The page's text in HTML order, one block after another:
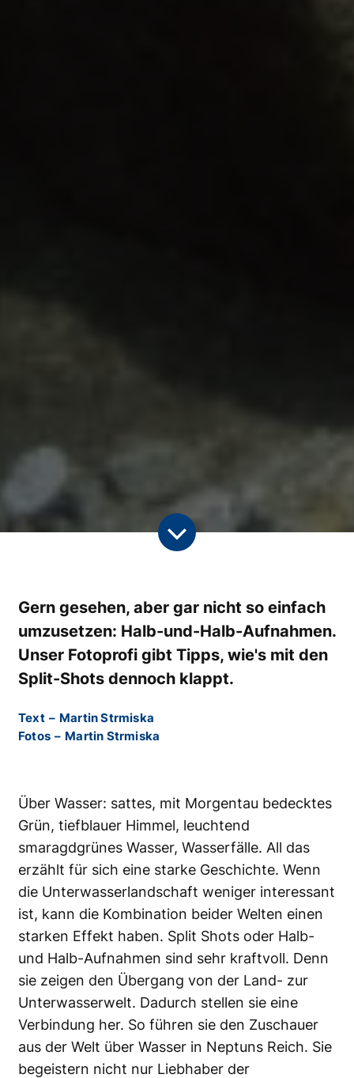
Gern gesehen, aber gar nicht so einfach
umzusetzen: Halb-und-Halb-Aufnahmen.
Unser Fotoprofi gibt Tipps, wie's mit den
Split-Shots dennoch klappt.
Text – Martin Strmiska
Fotos – Martin Strmiska
Über Wasser: sattes, mit Morgentau bedecktes
Grün, tiefblauer Himmel, leuchtend
smaragdgrünes Wasser, Wasserfälle. All das
erzählt für sich eine starke Geschichte. Wenn
die Unterwasserlandschaft weniger interessant
ist, kann die Kombination beider Welten einen
starken Effekt haben. Split Shots oder Halb-
und Halb-Aufnahmen sind sehr kraftvoll. Denn
sie zeigen den Übergang von der Land- zur
Unterwasserwelt. Dadurch stellen sie eine
Verbindung her. So führen sie den Zuschauer
aus der Welt über Wasser in Neptuns Reich. Sie
begeistern nicht nur Liebhaber der